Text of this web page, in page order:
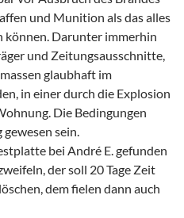
und Munition als das alles
Darunter immerhin
und Zeitungsausschnitte,
glaubhaft im
in einer durch die Explosion
Die Bedingungen
sein.
bei André E. gefunden
der soll 20 Tage Zeit
dem fielen dann auch